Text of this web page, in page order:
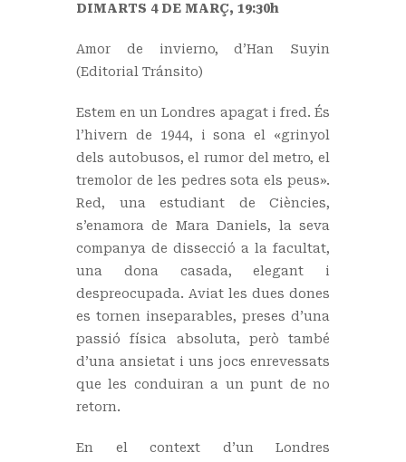
DIMARTS 4 DE MARÇ, 19:30h
Amor de invierno, d’Han Suyin
(Editorial Tránsito)
Estem en un Londres apagat i fred. És
l’hivern de 1944, i sona el «grinyol
dels autobusos, el rumor del metro, el
tremolor de les pedres sota els peus».
Red, una estudiant de Ciències,
s’enamora de Mara Daniels, la seva
companya de dissecció a la facultat,
una dona casada, elegant i
despreocupada. Aviat les dues dones
es tornen inseparables, preses d’una
passió física absoluta, però també
d’una ansietat i uns jocs enrevessats
que les conduiran a un punt de no
retorn.
En el context d’un Londres